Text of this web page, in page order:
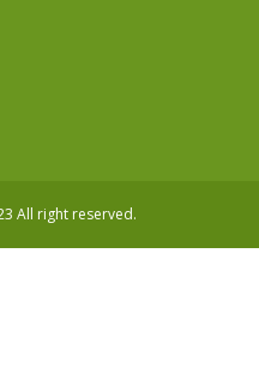
All right reserved.